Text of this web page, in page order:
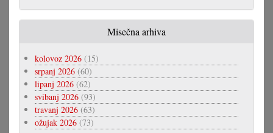
Misečna arhiva
kolovoz 2026 (15)
srpanj 2026 (60)
lipanj 2026 (62)
svibanj 2026 (93)
travanj 2026 (63)
ožujak 2026 (73)